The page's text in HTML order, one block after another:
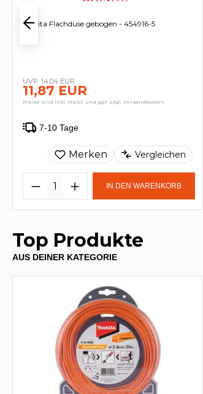
Makita Flachdüse gebogen - 454916-5
14,04 EUR
11,87 EUR
Preise sind inkl. MwSt. und ggf. zzgl. Versandkosten
7-10 Tage
Merken Vergleichen
IN DEN WARENKORB
Top Produkte
AUS DEINER KATEGORIE